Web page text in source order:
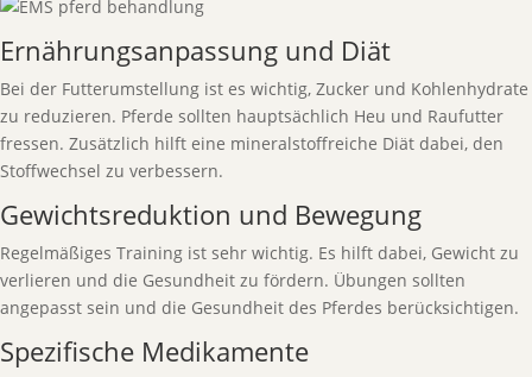
Ernährungsanpassung und Diät
Bei der Futterumstellung ist es wichtig, Zucker und Kohlenhydrate
zu reduzieren. Pferde sollten hauptsächlich Heu und Raufutter
fressen. Zusätzlich hilft eine mineralstoffreiche Diät dabei, den
Stoffwechsel zu verbessern.
Gewichtsreduktion und Bewegung
Regelmäßiges Training ist sehr wichtig. Es hilft dabei, Gewicht zu
verlieren und die Gesundheit zu fördern. Übungen sollten
angepasst sein und die Gesundheit des Pferdes berücksichtigen.
Spezifische Medikamente